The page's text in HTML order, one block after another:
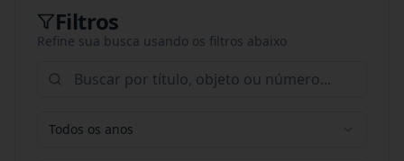
Filtros
Refine sua busca usando os filtros abaixo
Todos os anos